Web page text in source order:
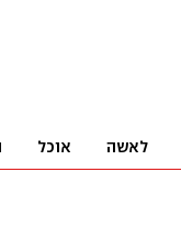
לאשה אוכל